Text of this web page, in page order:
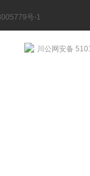
号-1
川公网安备